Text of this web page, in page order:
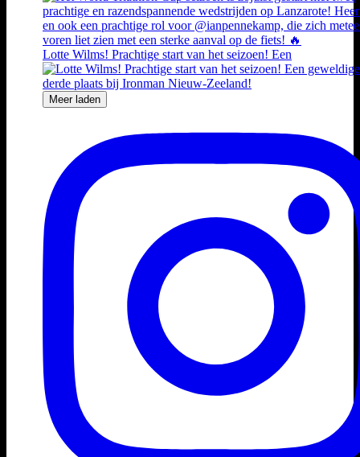
Lotte Wilms! Prachtige start van het seizoen! Een
Meer laden